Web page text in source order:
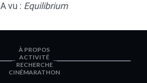
A vu : Equilibrium
À PROPOS
ACTIVITÉ
RECHERCHE
CINÉMARATHON